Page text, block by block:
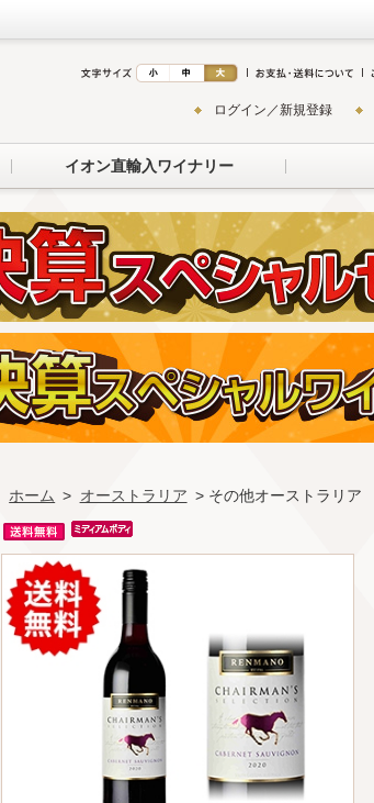
ログイン／新規登録
イオン直輸入ワイナリー
ホーム > オーストラリア > その他オーストラリア